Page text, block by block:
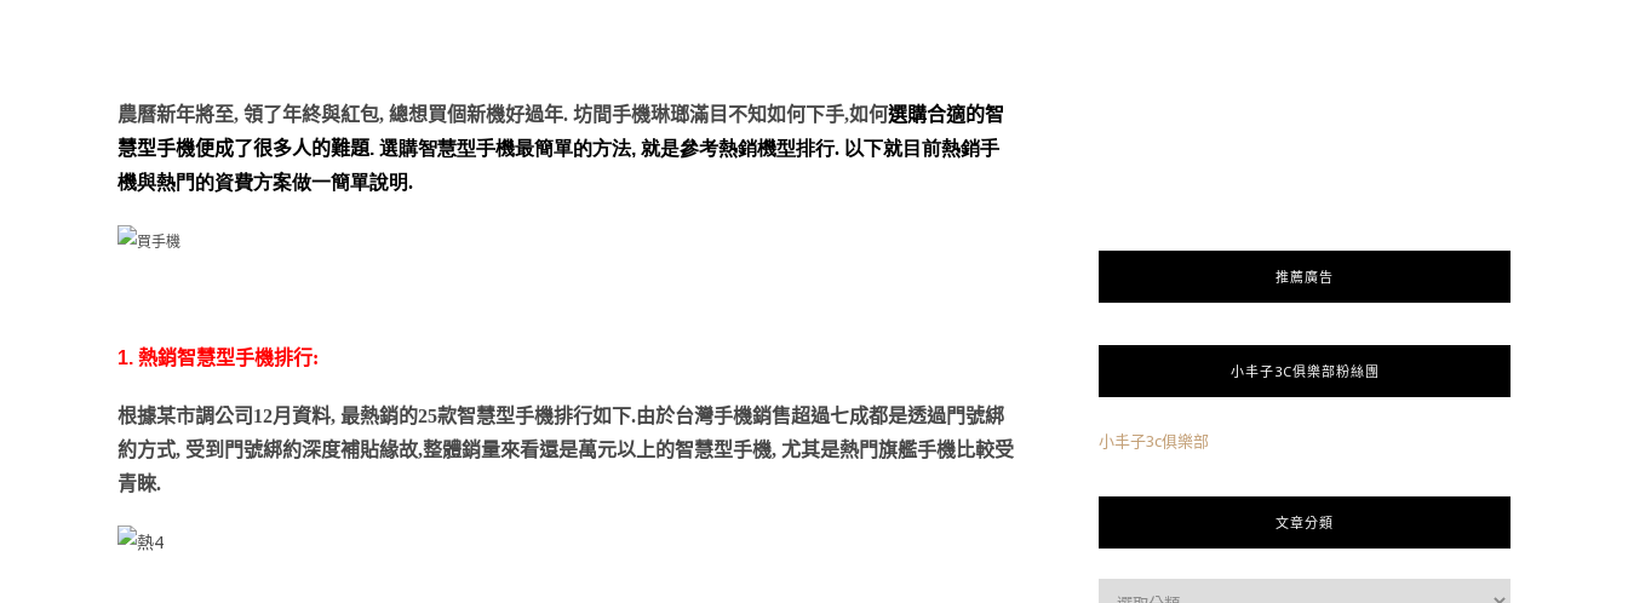
農曆新年將至, 領了年終與紅包, 總想買個新機好過年. 坊間手機琳瑯滿目不知如何下手,如何選購合適的智
慧型手機便成了很多人的難題. 選購智慧型手機最簡單的方法, 就是參考熱銷機型排行. 以下就目前熱銷手
機與熱門的資費方案做一簡單說明.
1. 熱銷智慧型手機排行:
根據某市調公司12月資料, 最熱銷的25款智慧型手機排行如下.由於台灣手機銷售超過七成都是透過門號綁
約方式, 受到門號綁約深度補貼緣故,整體銷量來看還是萬元以上的智慧型手機, 尤其是熱門旗艦手機比較受
青睞.
推薦廣告
小丰子3C俱樂部粉絲團
小丰子3c俱樂部
文章分類